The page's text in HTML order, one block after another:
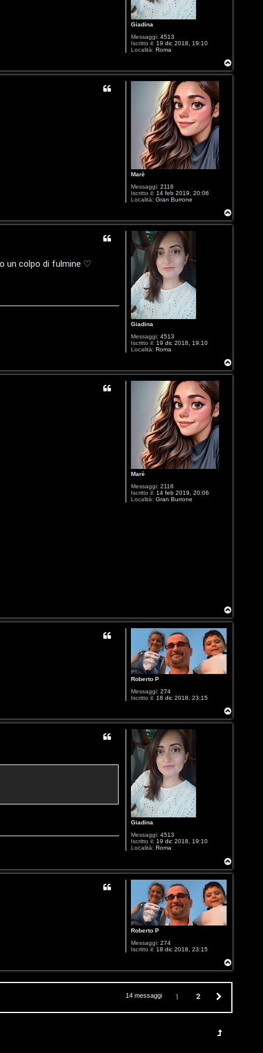
Giadina
Messaggi: 4513
Iscritto il: 19 dic 2018, 19:10
Località: Roma
o
p
Marè
Messaggi: 2116
Iscritto il: 14 feb 2019, 20:06
Località: Gran Burrone
o
p
Giadina
Messaggi: 4513
Iscritto il: 19 dic 2018, 19:10
Località: Roma
un colpo di fulmine ♡
o
p
Marè
Messaggi: 2116
Iscritto il: 14 feb 2019, 20:06
Località: Gran Burrone
o
Roberto P
Messaggi: 274
Iscritto il: 18 dic 2018, 23:15
o
p
Giadina
Messaggi: 4513
Iscritto il: 19 dic 2018, 19:10
Località: Roma
o
Roberto P
Messaggi: 274
Iscritto il: 18 dic 2018, 23:15
o
14 messaggi 1 2